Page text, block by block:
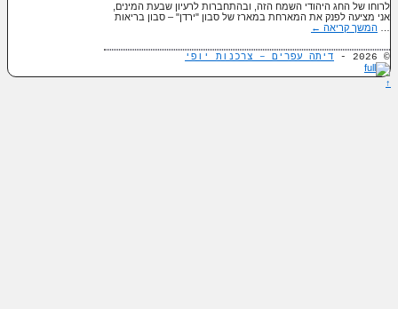
לרוחו של החג היהודי השמח הזה, ובהתחברות לרעיון שבעת המינים,
אני מציעה לפנק את המארחת במארז של סבון "ירדן" – סבון בריאות
המשך קריאה ←
© 2026 - דיתה עפרים – צרכנות יופי
↑